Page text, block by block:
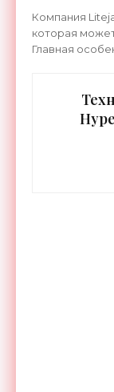
«Гаджеты»
Компания
которая
Главная